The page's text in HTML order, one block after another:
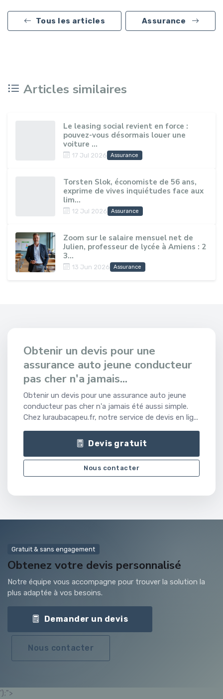
Tous les articles Assurance
Articles similaires
Le leasing social revient en force :
pouvez-vous désormais louer une
voiture ...
17 Jul 2026 Assurance
Torsten Slok, économiste de 56 ans,
exprime de vives inquiétudes face aux
lim...
12 Jul 2026 Assurance
Zoom sur le salaire mensuel net de
Julien, professeur de lycée à Amiens : 2
3...
13 Jun 2026 Assurance
Obtenir un devis pour une
assurance auto jeune conducteur
pas cher n'a jamais...
Obtenir un devis pour une assurance auto jeune
conducteur pas cher n'a jamais été aussi simple.
Chez luraubacapeu.fr, notre service de devis en lig...
Devis gratuit
Nous contacter
Gratuit & sans engagement
Obtenez votre devis personnalisé
Notre équipe vous accompagne pour trouver la solution la
plus adaptée à vos besoins.
Demander un devis
Nous contacter
');">